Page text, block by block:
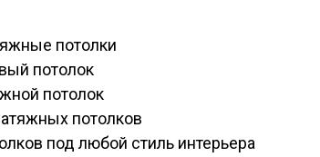
потолки
потолок
потолок
потолков
под любой стиль интерьера